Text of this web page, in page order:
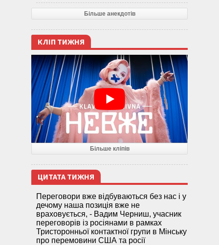
Більше анекдотів
КЛІП ТИЖНЯ
Більше кліпів
ЦИТАТА ТИЖНЯ
Переговори вже відбуваються без нас і у
дечому наша позиція вже не
враховується, - Вадим Черниш, учасник
переговорів із росіянами в рамках
Тристоронньої контактної групи в Мінську
про перемовини США та росії